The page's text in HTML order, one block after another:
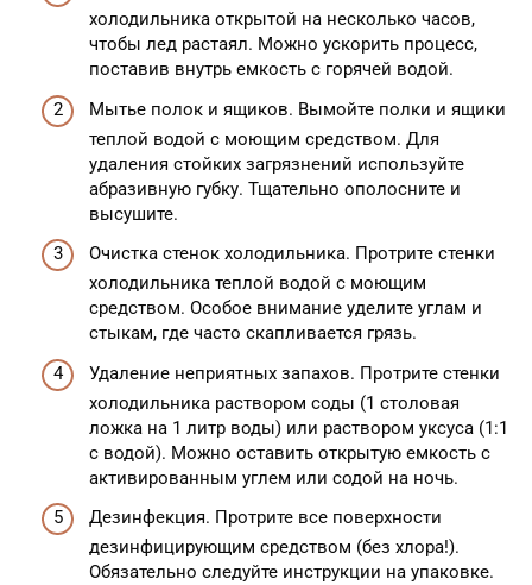
холодильника открытой на несколько часов,
чтобы лед растаял. Можно ускорить процесс,
поставив внутрь емкость с горячей водой.
Мытье полок и ящиков. Вымойте полки и ящики
теплой водой с моющим средством. Для
удаления стойких загрязнений используйте
абразивную губку. Тщательно ополосните и
высушите.
Очистка стенок холодильника. Протрите стенки
холодильника теплой водой с моющим
средством. Особое внимание уделите углам и
стыкам, где часто скапливается грязь.
Удаление неприятных запахов. Протрите стенки
холодильника раствором соды (1 столовая
ложка на 1 литр воды) или раствором уксуса (1:1
с водой). Можно оставить открытую емкость с
активированным углем или содой на ночь.
Дезинфекция. Протрите все поверхности
дезинфицирующим средством (без хлора!).
Обязательно следуйте инструкции на упаковке.